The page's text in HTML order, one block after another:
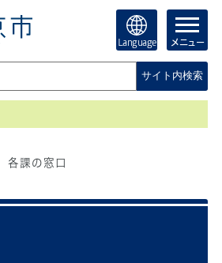
Language メニュー
サイト内検索
各課の窓口